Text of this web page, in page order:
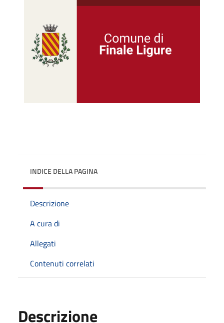
INDICE DELLA PAGINA
Descrizione
A cura di
Allegati
Contenuti correlati
Descrizione